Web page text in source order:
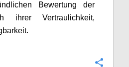
Bewertung der
ihrer Vertraulichkeit,